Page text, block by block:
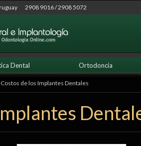
2908 9016 / 2908 5072
Dental Ortodoncia
Costos de los Implantes Dentales